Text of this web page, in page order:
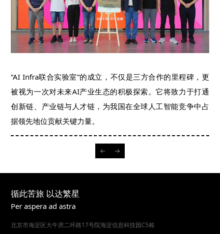
“AI Infra联合实验室”的成立，不仅是三方合作的里程碑，更
被视为一次对未来AI产业生态的积极探索。它将致力于打通
创新链、产业链与人才链，为我国在全球人工智能竞争中占
据领先地位贡献关键力量。
循此苦旅 以达繁星
Per aspera ad astra
北京市海淀区大牛房二环路17号院海淀信息科技园C5栋